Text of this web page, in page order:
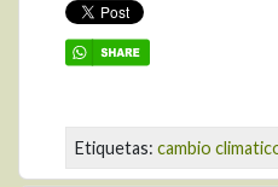
Etiquetas: cambio